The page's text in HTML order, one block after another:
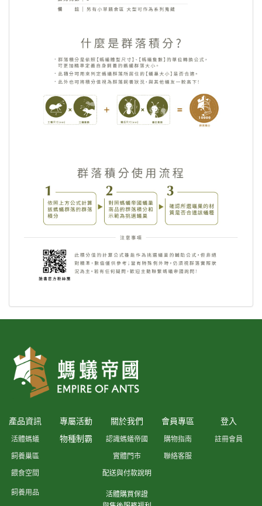
產品資訊 專屬活動 關於我們 會員專區 登入
活體螞蟻 物種制霸 認識螞蟻帝國 購物指南
註冊會員
飼養巢區
實體門市
聯絡客服
餵食空間
配送與付款說明
飼養用品
活體購買保證